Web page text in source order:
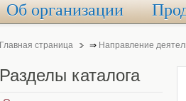
Об организации
Главная страница ⇒ Направление
Разделы каталога